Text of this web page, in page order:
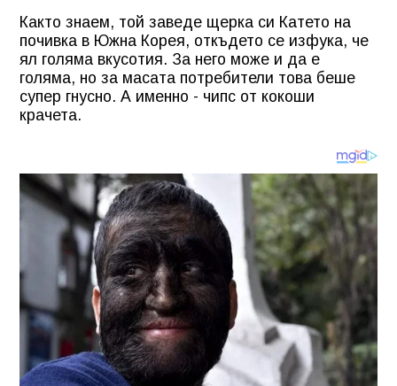
Както знаем, той заведе щерка си Катето на
почивка в Южна Корея, откъдето се изфука, че
ял голяма вкусотия. За него може и да е
голяма, но за масата потребители това беше
супер гнусно. А именно - чипс от кокоши
крачета.